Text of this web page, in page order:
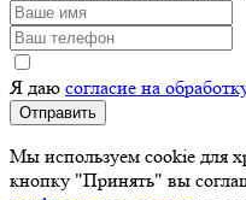
Я даю согласие на
Отправить
Мы используем cookie для
кнопку "Принять" вы